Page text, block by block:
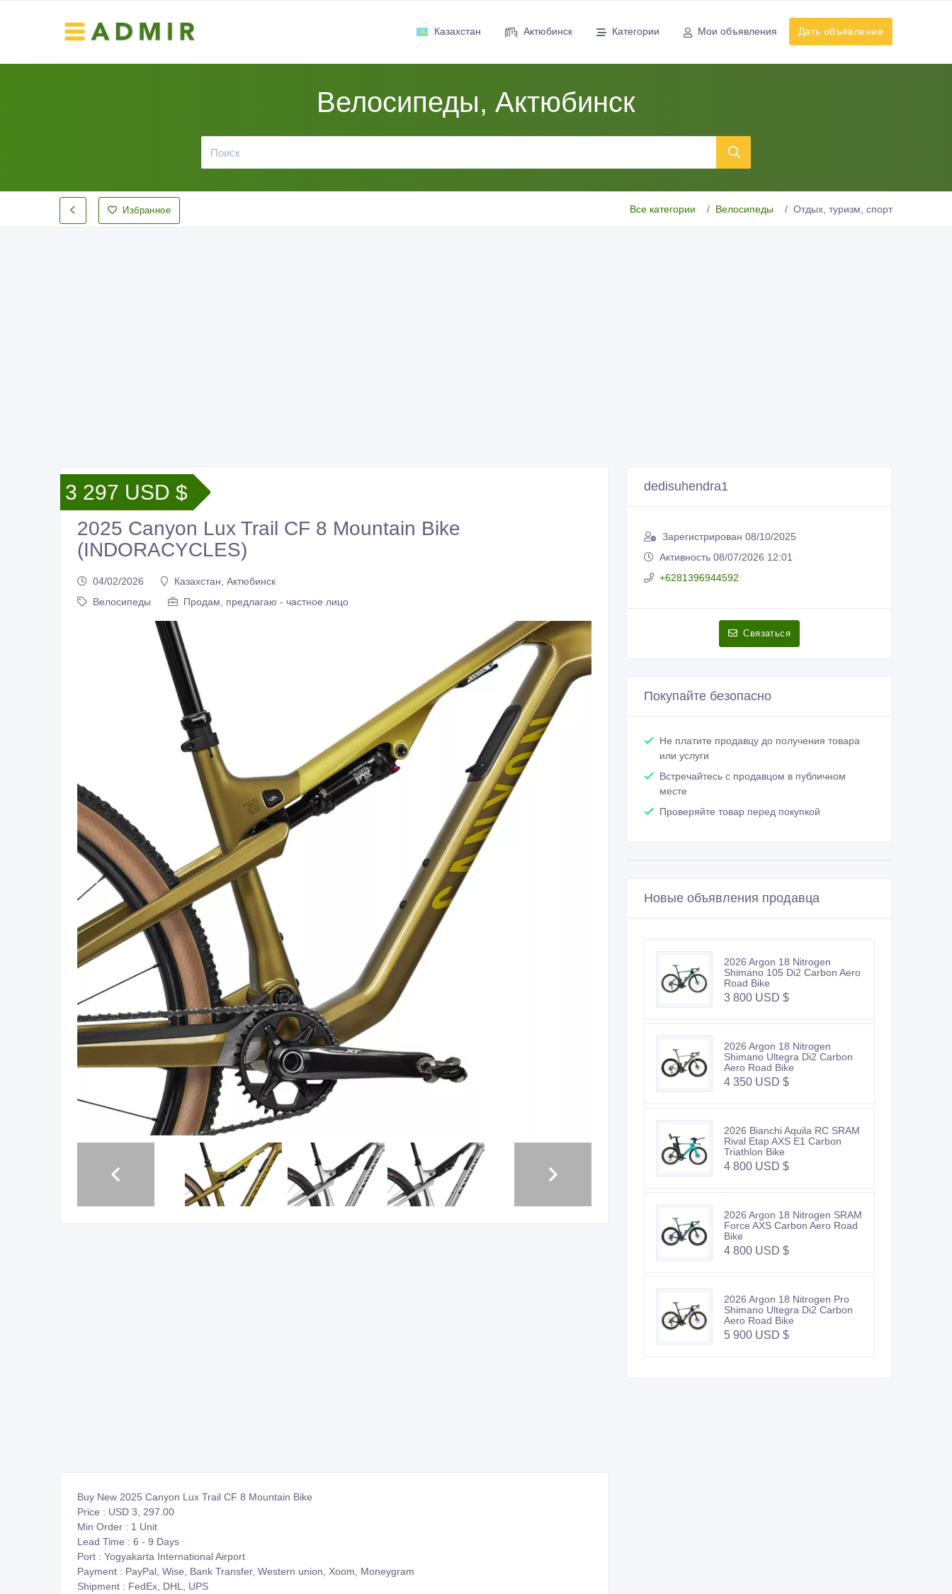
Казахстан Актюбинск Категории Мои объявления Дать объявление
Велосипеды, Актюбинск
Избранное Все категории Велосипеды Отдых, туризм, спорт
3 297 USD $
2025 Canyon Lux Trail CF 8 Mountain Bike
(INDORACYCLES)
04/02/2026
Казахстан, Актюбинск
Велосипеды
Продам, предлагаю - частное лицо
Buy New 2025 Canyon Lux Trail CF 8 Mountain Bike
Price : USD 3, 297.00
Min Order : 1 Unit
Lead Time : 6 - 9 Days
Port : Yogyakarta International Airport
Payment : PayPal, Wise, Bank Transfer, Western union, Xoom, Moneygram
Shipment : FedEx, DHL, UPS
dedisuhendra1
Зарегистрирован 08/10/2025
Активность 08/07/2026 12:01
+6281396944592
Связаться
Покупайте безопасно
Не платите продавцу до получения товара
или услуги
Встречайтесь с продавцом в публичном
месте
Проверяйте товар перед покупкой
Новые объявления продавца
2026 Argon 18 Nitrogen
Shimano 105 Di2 Carbon Aero
Road Bike
3 800 USD $
2026 Argon 18 Nitrogen
Shimano Ultegra Di2 Carbon
Aero Road Bike
4 350 USD $
2026 Bianchi Aquila RC SRAM
Rival Etap AXS E1 Carbon
Triathlon Bike
4 800 USD $
2026 Argon 18 Nitrogen SRAM
Force AXS Carbon Aero Road
Bike
4 800 USD $
2026 Argon 18 Nitrogen Pro
Shimano Ultegra Di2 Carbon
Aero Road Bike
5 900 USD $